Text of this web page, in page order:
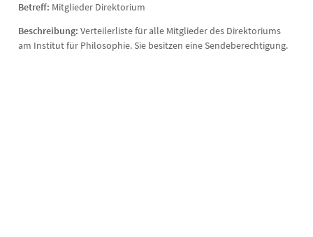
Betreff: Mitglieder Direktorium
Beschreibung: Verteilerliste für alle Mitglieder des Direktoriums
am Institut für Philosophie. Sie besitzen eine Sendeberechtigung.